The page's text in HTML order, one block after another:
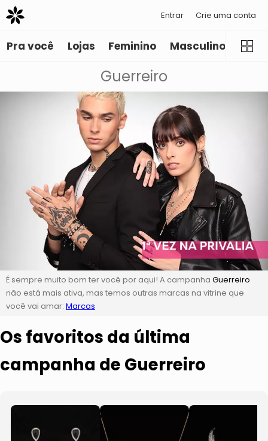
Entrar Crie uma conta
Pra você Lojas Feminino Masculino
Guerreiro
É sempre muito bom ter você por aqui! A campanha Guerreiro
não está mais ativa, mas temos outras marcas na vitrine que
você vai amar: Marcas
Os favoritos da última
campanha de Guerreiro